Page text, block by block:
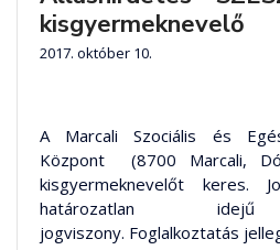
kisgyermeknevelő
2017. október 10.
A Marcali Szociális és
Központ (8700 Marcali,
kisgyermeknevelőt keres.
határozatlan idejű
jogviszony. Foglalkoztatás